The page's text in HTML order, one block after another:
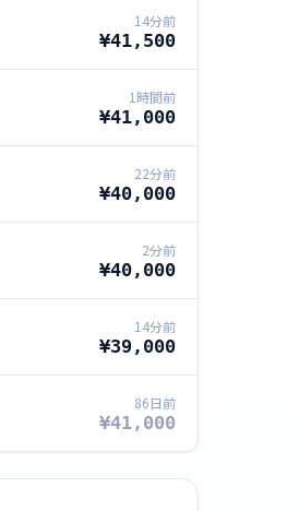
14分前
¥41,500
1時間前
¥41,000
22分前
¥40,000
2分前
¥40,000
14分前
¥39,000
86日前
¥41,000